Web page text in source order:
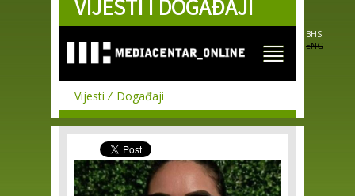
Skip to
main
VIJESTI I DOGAĐAJI
BHS
ENG
Vijesti Događaji